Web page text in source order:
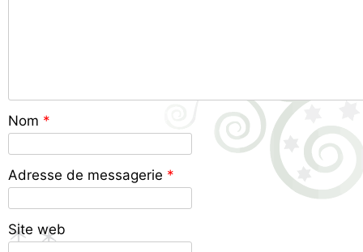
Nom *
Adresse de messagerie *
Site web